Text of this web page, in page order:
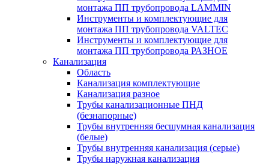
монтажа ПП трубопровода LAMMIN
Инструменты и комплектующие для
монтажа ПП трубопровода VALTEC
Инструменты и комплектующие для
монтажа ПП трубопровода РАЗНОЕ
Канализация
Область
Канализация комплектующие
Канализация разное
Трубы канализационные ПНД
(безнапорные)
Трубы внутренняя бесшумная канализация
(белые)
Трубы внутренняя канализация (серые)
Трубы наружная канализация